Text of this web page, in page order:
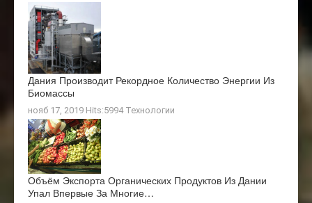
Дания Производит Рекордное Количество Энергии Из
Биомассы
нояб 17, 2019 Hits:5994 Технологии
Объём Экспорта Органических Продуктов Из Дании
Упал Впервые За Многие…